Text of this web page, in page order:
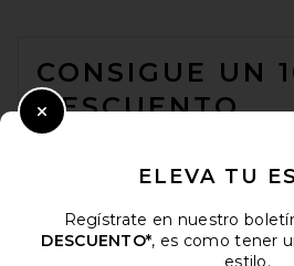
CONSIGUE UN
DESCUENTO
electrónico. Puede retirarse en cualquier
Email Address
ELEVA TU
Regístrate en nuestro
DESCUENTO*, es como tener
estilo.
Close Modal